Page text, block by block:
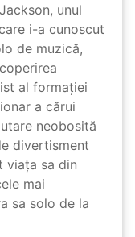
unul
i-a cunoscut
de muzică,
al formației
a cărui
neobosită
divertisment
viața sa din
mai
sa solo de la